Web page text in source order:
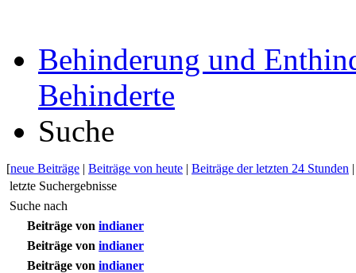
Behinderung und
Behinderte
Suche
[neue Beiträge | Beiträge von heute | Beiträge der letzten 24 Stunden
letzte Suchergebnisse
Suche nach
Beiträge von indianer
Beiträge von indianer
Beiträge von indianer